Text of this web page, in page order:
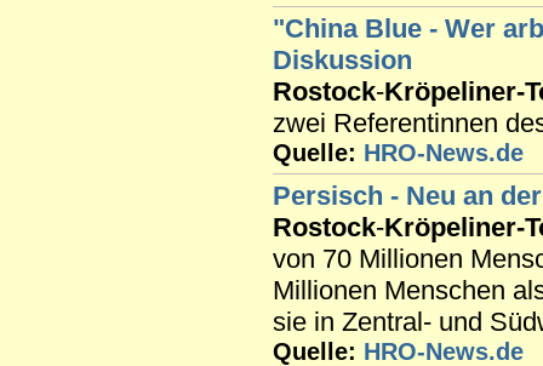
"China Blue - Wer
Diskussion
Rostock-Kröpeliner-
zwei Referentinnen
Quelle: HRO-News.de
Persisch - Neu an
Rostock-Kröpeliner-
von 70 Millionen
Millionen Menschen
sie in Zentral- und
Quelle: HRO-News.de